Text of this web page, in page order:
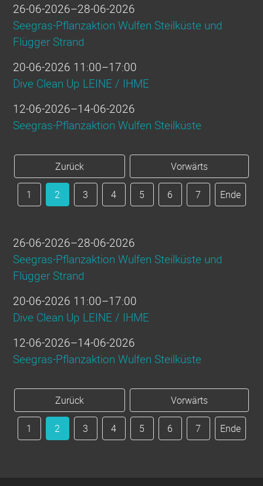
26-06-2026–28-06-2026
Seegras-Pflanzaktion Wulfen Steilküste und
Flügger Strand
20-06-2026 11:00–17:00
Dive Clean Up LEINE / IHME
12-06-2026–14-06-2026
Seegras-Pflanzaktion Wulfen Steilküste
Zurück Vorwärts
1 2 3 4 5 6 7 Ende
26-06-2026–28-06-2026
Seegras-Pflanzaktion Wulfen Steilküste und
Flügger Strand
20-06-2026 11:00–17:00
Dive Clean Up LEINE / IHME
12-06-2026–14-06-2026
Seegras-Pflanzaktion Wulfen Steilküste
Zurück Vorwärts
1 2 3 4 5 6 7 Ende